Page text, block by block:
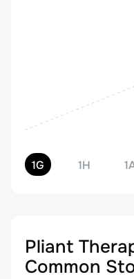
1G 1H
Pliant
Common